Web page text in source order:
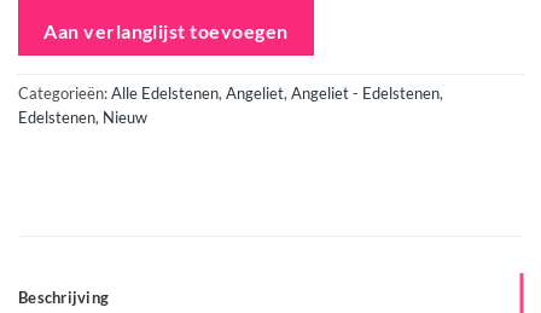
Aan verlanglijst toevoegen
Categorieën:Alle Edelstenen, Angeliet, Angeliet - Edelstenen,
Edelstenen, Nieuw
Beschrijving